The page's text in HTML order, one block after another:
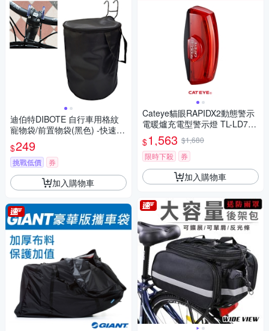
迪伯特DIBOTE 自行車用格紋
寵物袋/前置物袋(黑色) -快速到
貨
$249
挑戰低價 券
加入購物車
Cateye貓眼RAPIDX2動態警示
電暖爐充電型警示燈 TL-LD710
$1,563 $1,680
限時下殺
券
加入購物車